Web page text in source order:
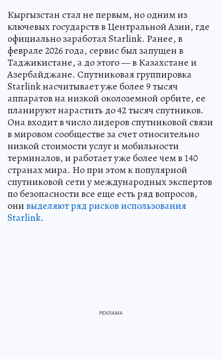
Кыргызстан стал не первым, но одним из
ключевых государств в Центральной Азии, где
официально заработал Starlink. Ранее, в
феврале 2026 года, сервис был запущен в
Таджикистане, а до этого — в Казахстане и
Азербайджане. Спутниковая группировка
Starlink насчитывает уже более 9 тысяч
аппаратов на низкой околоземной орбите, ее
планируют нарастить до 42 тысяч спутников.
Она входит в число лидеров спутниковой связи
в мировом сообществе за счет относительно
низкой стоимости услуг и мобильности
терминалов, и работает уже более чем в 140
странах мира. Но при этом к популярной
спутниковой сети у международных экспертов
по безопасности все еще есть ряд вопросов,
онивыделяют ряд рисков использования
Starlink.